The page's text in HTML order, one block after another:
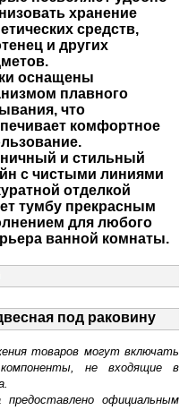
хранение
средств,
и других
оснащены
плавного
что
комфортное
и стильный
с чистыми линиями
отделкой
тумбу прекрасным
для любого
ванной комнаты.
под раковину
товаров могут включать
компоненты, не входящие в
официальным